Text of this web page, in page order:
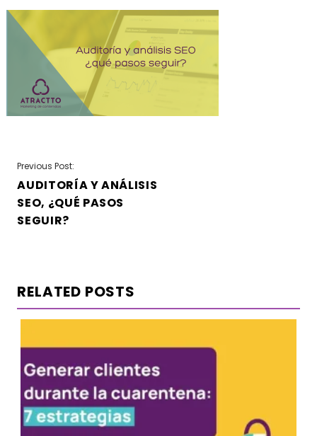
NAVEGACIÓN
DE
ENTRADAS
Previous Post:
AUDITORÍA Y ANÁLISIS
SEO, ¿QUÉ PASOS
SEGUIR?
RELATED POSTS